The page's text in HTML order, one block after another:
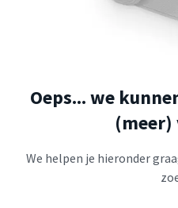
Oeps... we
(meer)
We helpen je hieronder